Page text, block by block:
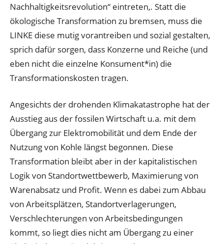
Nachhaltigkeitsrevolution“ eintreten,. Statt die
ökologische Transformation zu bremsen, muss die
LINKE diese mutig vorantreiben und sozial gestalten,
sprich dafür sorgen, dass Konzerne und Reiche (und
eben nicht die einzelne Konsument*in) die
Transformationskosten tragen.
Angesichts der drohenden Klimakatastrophe hat der
Ausstieg aus der fossilen Wirtschaft u.a. mit dem
Übergang zur Elektromobilität und dem Ende der
Nutzung von Kohle längst begonnen. Diese
Transformation bleibt aber in der kapitalistischen
Logik von Standortwettbewerb, Maximierung von
Warenabsatz und Profit. Wenn es dabei zum Abbau
von Arbeitsplätzen, Standortverlagerungen,
Verschlechterungen von Arbeitsbedingungen
kommt, so liegt dies nicht am Übergang zu einer